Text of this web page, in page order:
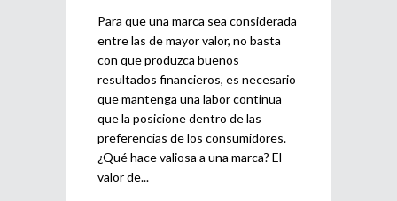
Para que una marca sea considerada
entre las de mayor valor, no basta
con que produzca buenos
resultados financieros, es necesario
que mantenga una labor continua
que la posicione dentro de las
preferencias de los consumidores.
¿Qué hace valiosa a una marca? El
valor de